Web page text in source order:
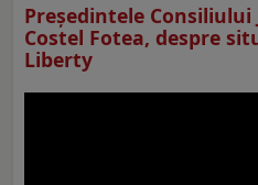
Preşedintele
Costel Fotea, despre
Liberty